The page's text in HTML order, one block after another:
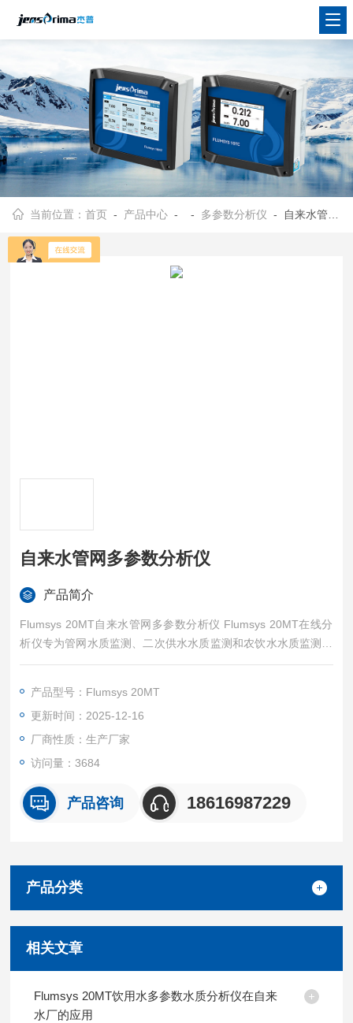
当前位置：首页 - 产品中心 - - 多参数分析仪 - 自来水管网多参数分析仪
自来水管网多参数分析仪
产品简介
Flumsys 20MT自来水管网多参数分析仪 Flumsys 20MT在线分
析仪专为管网水质监测、二次供水水质监测和农饮水水质监测而
设计，一体化集成，可同时测量显示多个参数，具有数据存储、
产品型号：Flumsys 20MT
更新时间：2025-12-16
厂商性质：生产厂家
访问量：3684
产品咨询 18616987229
产品分类
相关文章
Flumsys 20MT饮用水多参数水质分析仪在自来
水厂的应用